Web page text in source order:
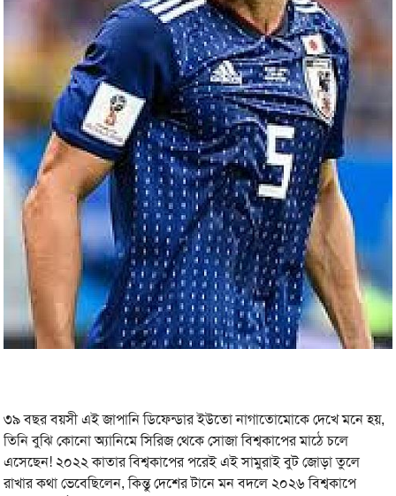
৩৯ বছর বয়সী এই জাপানি ডিফেন্ডার ইউতো নাগাতোমোকে দেখে মনে হয়,
তিনি বুঝি কোনো অ্যানিমে সিরিজ থেকে সোজা বিশ্বকাপের মাঠে চলে
এসেছেন! ২০২২ কাতার বিশ্বকাপের পরেই এই সামুরাই বুট জোড়া তুলে
রাখার কথা ভেবেছিলেন, কিন্তু দেশের টানে মন বদলে ২০২৬ বিশ্বকাপে